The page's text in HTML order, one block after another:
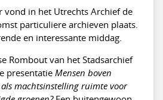
vond in het Utrechts Archief de
particuliere archieven plaats.
en interessante middag.
Rombout van het Stadsarchief
presentatie Mensen boven
machtsinstelling ruimte voor